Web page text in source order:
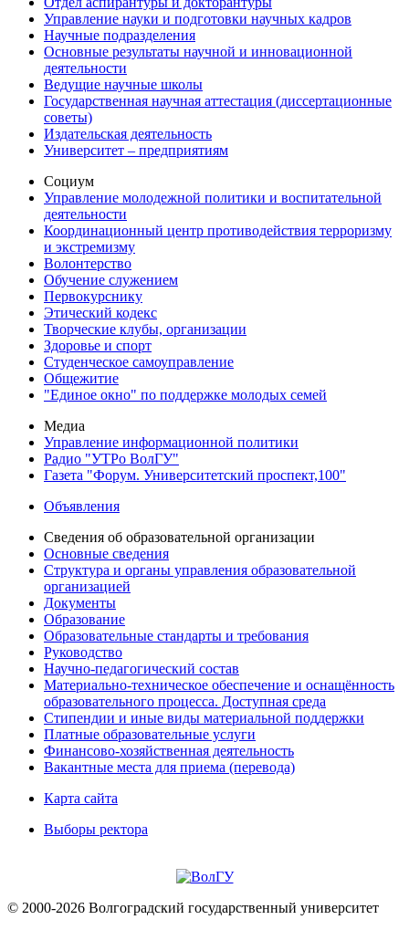
Управление науки и подготовки научных кадров
Научные подразделения
Основные результаты научной и инновационной
деятельности
Ведущие научные школы
Государственная научная аттестация (диссертационные
советы)
Издательская деятельность
Университет – предприятиям
Социум
Управление молодежной политики и воспитательной
деятельности
Координационный центр противодействия терроризму
и экстремизму
Волонтерство
Обучение служением
Первокурснику
Этический кодекс
Творческие клубы, организации
Здоровье и спорт
Студенческое самоуправление
Общежитие
"Единое окно" по поддержке молодых семей
Медиа
Управление информационной политики
Радио "УТРо ВолГУ"
Газета "Форум. Университетский проспект,100"
Объявления
Сведения об образовательной организации
Основные сведения
Структура и органы управления образовательной
организацией
Документы
Образование
Образовательные стандарты и требования
Руководство
Научно-педагогический состав
Материально-техническое обеспечение и оснащённость
образовательного процесса. Доступная среда
Стипендии и иные виды материальной поддержки
Платные образовательные услуги
Финансово-хозяйственная деятельность
Вакантные места для приема (перевода)
Карта сайта
Выборы ректора
© 2000-2026 Волгоградский государственный университет